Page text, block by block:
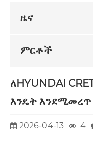
ዜና
ምርቶች
ለHYUNDAI
እንዴት እንደሚመረጥ
2026-04-13 4